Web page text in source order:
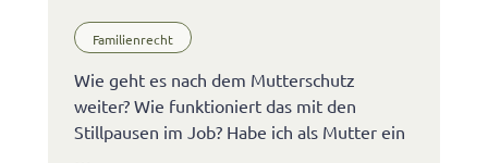
Familienrecht
Wie geht es nach dem Mutterschutz
weiter? Wie funktioniert das mit den
Stillpausen im Job? Habe ich als Mutter ein